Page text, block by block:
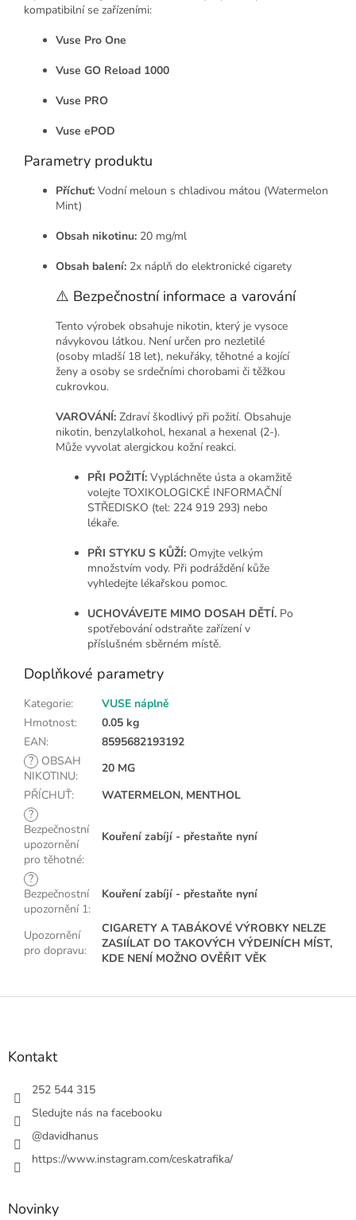
kompatibilní se zařízeními:
Vuse Pro One
Vuse GO Reload 1000
Vuse PRO
Vuse ePOD
Parametry produktu
Příchuť: Vodní meloun s chladivou mátou (Watermelon
Mint)
Obsah nikotinu: 20 mg/ml
Obsah balení: 2x náplň do elektronické cigarety
⚠️ Bezpečnostní informace a varování
Tento výrobek obsahuje nikotin, který je vysoce
návykovou látkou. Není určen pro nezletilé
(osoby mladší 18 let), nekuřáky, těhotné a kojící
ženy a osoby se srdečními chorobami či těžkou
cukrovkou.
VAROVÁNÍ: Zdraví škodlivý při požití. Obsahuje
nikotin, benzylalkohol, hexanal a hexenal (2-).
Může vyvolat alergickou kožní reakci.
PŘI POŽITÍ: Vypláchněte ústa a okamžitě
volejte TOXIKOLOGICKÉ INFORMAČNÍ
STŘEDISKO (tel: 224 919 293) nebo
lékaře.
PŘI STYKU S KŮŽÍ: Omyjte velkým
množstvím vody. Při podráždění kůže
vyhledejte lékařskou pomoc.
UCHOVÁVEJTE MIMO DOSAH DĚTÍ. Po
spotřebování odstraňte zařízení v
příslušném sběrném místě.
Doplňkové parametry
Kategorie:
VUSE náplně
Hmotnost:
0.05 kg
EAN:
8595682193192
? OBSAH
NIKOTINU:
20 MG
PŘÍCHUŤ:
WATERMELON, MENTHOL
?
Bezpečnostní
upozornění
pro těhotné:
Kouření zabíjí - přestaňte nyní
?
Bezpečnostní
upozornění 1:
Kouření zabíjí - přestaňte nyní
Upozornění
pro dopravu:
CIGARETY A TABÁKOVÉ VÝROBKY NELZE
ZASIÍLAT DO TAKOVÝCH VÝDEJNÍCH MÍST,
KDE NENÍ MOŽNO OVĚŘIT VĚK
Z
Kontakt
252 544 315
Sledujte nás na facebooku
@davidhanus
https://www.instagram.com/ceskatrafika/
Novinky